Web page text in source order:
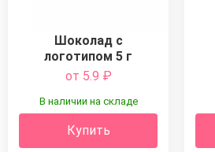
Шоколад с
логотипом 5 г
от 5.9 ₽
В наличии на складе
Купить